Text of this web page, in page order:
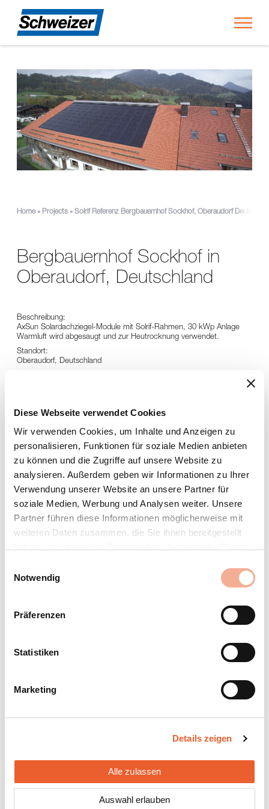
Diese Webseite verwendet Cookies
Wir verwenden Cookies, um Inhalte und Anzeigen zu
personalisieren, Funktionen für soziale Medien anbieten
zu können und die Zugriffe auf unsere Website zu
analysieren. Außerdem geben wir Informationen zu Ihrer
Verwendung unserer Website an unsere Partner für
soziale Medien, Werbung und Analysen weiter. Unsere
Partner führen diese Informationen möglicherweise mit
weiteren Daten zusammen, die Sie ihnen bereitgestellt
Notwendig
Präferenzen
Statistiken
Marketing
Details zeigen
Alle zulassen
Auswahl erlauben
Home» Projects » Solrif Referenz Bergbauernhof Sockhof, Oberaudorf
Bergbauernhof Sockhof in
Oberaudorf, Deutschland
Beschreibung:
AxSun Solardachziegel-Module mit Solrif-Rahmen, 30 kWp Anlage​
Warmluft wird abgesaugt und zur Heutrocknung verwendet.
Standort:
Oberaudorf, Deutschland